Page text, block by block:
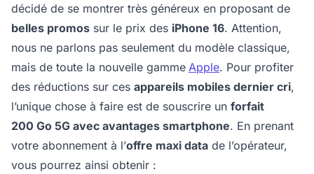
décidé de se montrer très généreux en proposant de
belles promos sur le prix des iPhone 16. Attention,
nous ne parlons pas seulement du modèle classique,
mais de toute la nouvelle gamme Apple. Pour profiter
des réductions sur ces appareils mobiles dernier cri,
l’unique chose à faire est de souscrire un forfait
200 Go 5G avec avantages smartphone. En prenant
votre abonnement à l’offre maxi data de l’opérateur,
vous pourrez ainsi obtenir :